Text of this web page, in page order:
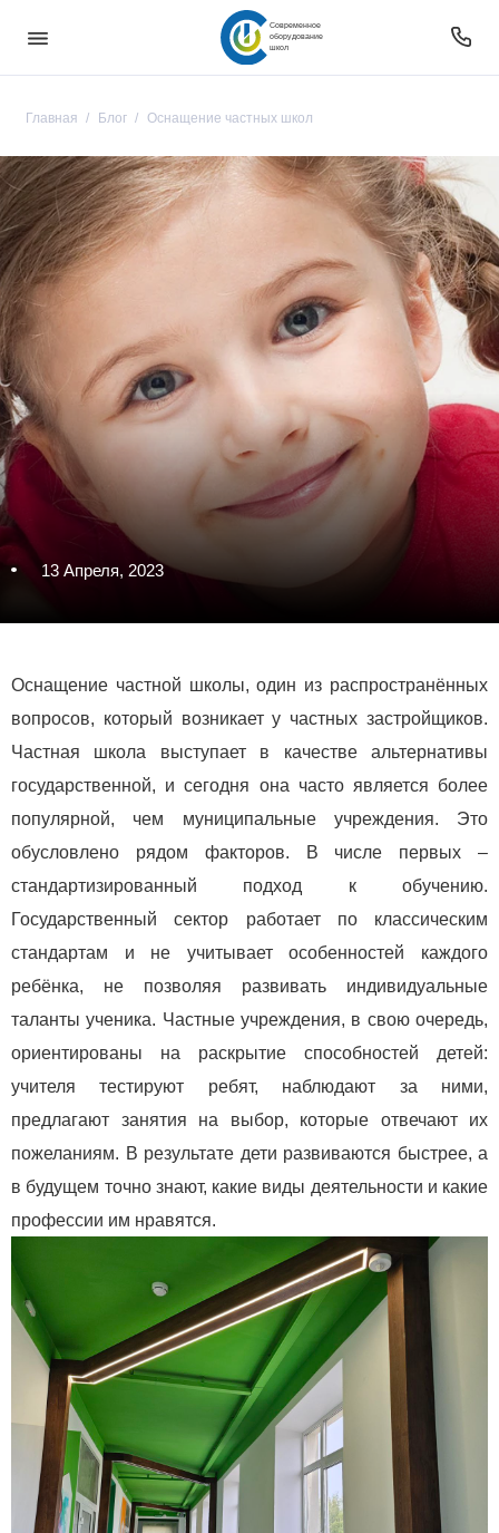
Современное
оборудование
школ
Главная Блог Оснащение частных школ
13 Апреля, 2023
Оснащение частной школы, один из распространённых
вопросов, который возникает у частных застройщиков.
Частная школа выступает в качестве альтернативы
государственной, и сегодня она часто является более
популярной, чем муниципальные учреждения. Это
обусловлено рядом факторов. В числе первых –
стандартизированный подход к обучению.
Государственный сектор работает по классическим
стандартам и не учитывает особенностей каждого
ребёнка, не позволяя развивать индивидуальные
таланты ученика. Частные учреждения, в свою очередь,
ориентированы на раскрытие способностей детей:
учителя тестируют ребят, наблюдают за ними,
предлагают занятия на выбор, которые отвечают их
пожеланиям. В результате дети развиваются быстрее, а
в будущем точно знают, какие виды деятельности и какие
профессии им нравятся.